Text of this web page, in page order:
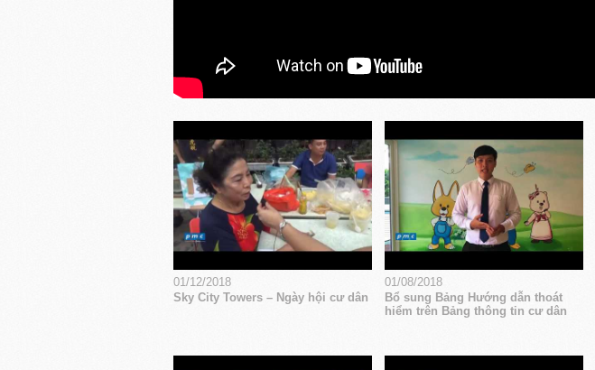
01/12/2018
Sky City Towers – Ngày hội cư dân
01/08/2018
Bổ sung Bảng Hướng dẫn thoát
hiểm trên Bảng thông tin cư dân